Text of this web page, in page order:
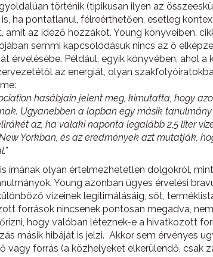
történik (tipikusan ilyen az
ha pontatlanul, félreérthetően, esetleg
az idéző hozzáköt. Young könyveiben,
semmi kapcsolódásuk nincs az ő
Például, egyik könyvében, ahol a
az energiát, olyan
hasábjain jelent meg, kimutatta, hogy
Ugyanebben a lapban egy másik
az, ha valaki naponta legalább 2,5 liter
Yorkban, és az eredmények azt mutatják,
olyan értelmezhetetlen dolgokról, mint
Young azonban ügyes érvelési
vizeinek legitimálásáig, sőt,
források nincsenek pontosan megadva,
hogy valóban léteznek-e a hivatkozott
másik hibáját is jelzi. Akkor sem érvényes
forrás (a közhelyeket elkerülendő, csak